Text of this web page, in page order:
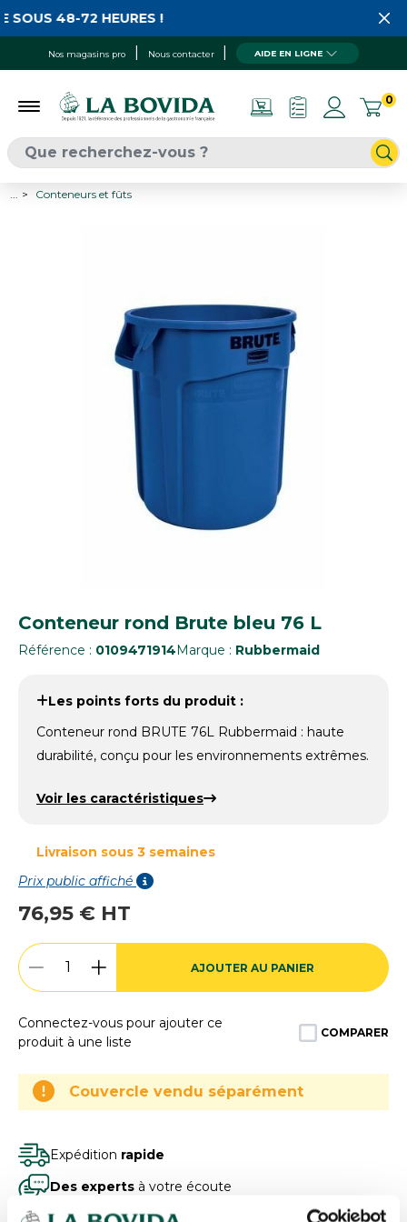
Nos magasins pro Nous contacter AIDE EN LIGNE
0
48-72 HEURES !
Conteneurs et fûts
Conteneur rond Brute bleu 76 L
Référence : 0109471914Marque : Rubbermaid
Les points forts du produit :
Conteneur rond BRUTE 76L Rubbermaid : haute
durabilité, conçu pour les environnements extrêmes.
Voir les caractéristiques
Livraison sous 3 semaines
Prix public affiché
76,95 € HT
AJOUTER AU PANIER
Connectez-vous pour ajouter ce
produit à une liste
COMPARER
Couvercle vendu séparément
Expédition rapide
Des experts à votre écoute